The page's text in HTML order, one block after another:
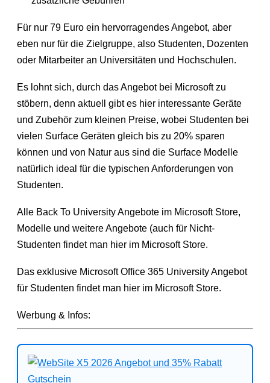
Für nur 79 Euro ein hervorragendes Angebot, aber
eben nur für die Zielgruppe, also Studenten, Dozenten
oder Mitarbeiter an Universitäten und Hochschulen.
Es lohnt sich, durch das Angebot bei Microsoft zu
stöbern, denn aktuell gibt es hier interessante Geräte
und Zubehör zum kleinen Preise, wobei Studenten bei
vielen Surface Geräten gleich bis zu 20% sparen
können und von Natur aus sind die Surface Modelle
natürlich ideal für die typischen Anforderungen von
Studenten.
Alle Back To University Angebote im Microsoft Store,
Modelle und weitere Angebote (auch für Nicht-
Studenten findet man hier im Microsoft Store.
Das exklusive Microsoft Office 365 University Angebot
für Studenten findet man hier im Microsoft Store.
Werbung & Infos: